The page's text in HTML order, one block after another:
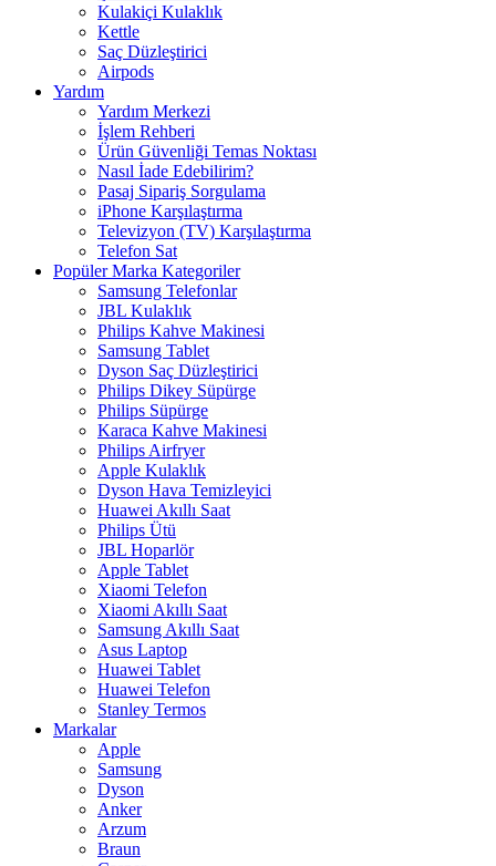
Kulakiçi Kulaklık
Kettle
Saç Düzleştirici
Airpods
Yardım
Yardım Merkezi
İşlem Rehberi
Ürün Güvenliği Temas Noktası
Nasıl İade Edebilirim?
Pasaj Sipariş Sorgulama
iPhone Karşılaştırma
Televizyon (TV) Karşılaştırma
Telefon Sat
Popüler Marka Kategoriler
Samsung Telefonlar
JBL Kulaklık
Philips Kahve Makinesi
Samsung Tablet
Dyson Saç Düzleştirici
Philips Dikey Süpürge
Philips Süpürge
Karaca Kahve Makinesi
Philips Airfryer
Apple Kulaklık
Dyson Hava Temizleyici
Huawei Akıllı Saat
Philips Ütü
JBL Hoparlör
Apple Tablet
Xiaomi Telefon
Xiaomi Akıllı Saat
Samsung Akıllı Saat
Asus Laptop
Huawei Tablet
Huawei Telefon
Stanley Termos
Markalar
Apple
Samsung
Dyson
Anker
Arzum
Braun